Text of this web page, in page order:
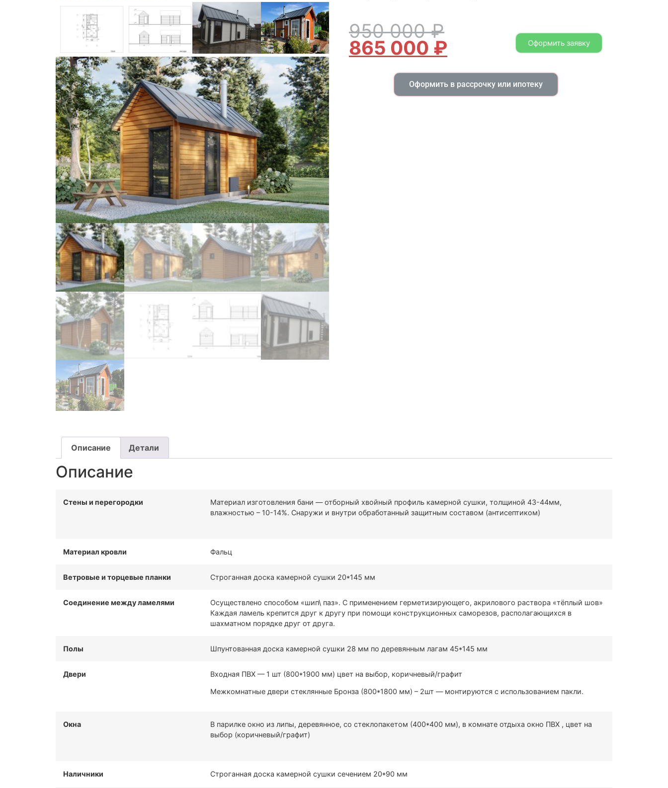
950 000₽
865 000 ₽ Оформить заявку
Оформить в рассрочку или ипотеку
Описание Детали
Описание
Стены и перегородки
Материал изготовления бани — отборный хвойный профиль камерной сушки, толщиной 43-44мм,
влажностью – 10-14%. Снаружи и внутри обработанный защитным составом (антисептиком)
Материал кровли Фальц
Ветровые и торцевые планки Строганная доска камерной сушки 20*145 мм
Соединение между ламелями
Осуществлено способом «шип\ паз». С применением герметизирующего, акрилового раствора «тёплый шов»
Каждая ламель крепится друг к другу при помощи конструкционных саморезов, располагающихся в
шахматном порядке друг от друга.
Полы Шпунтованная доска камерной сушки 28 мм по деревянным лагам 45*145 мм
Двери Входная ПВХ — 1 шт (800*1900 мм) цвет на выбор, коричневый/графит
Межкомнатные двери стеклянные Бронза (800*1800 мм) – 2шт — монтируются с использованием пакли.
Окна
В парилке окно из липы, деревянное, со стеклопакетом (400*400 мм), в комнате отдыха окно ПВХ , цвет на
выбор (коричневый/графит)
Наличники Строганная доска камерной сушки сечением 20*90 мм